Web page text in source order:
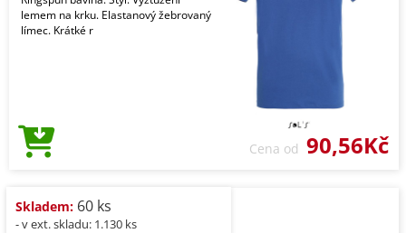
lemem na krku. Elastanový žebrovaný
límec. Krátké r
Cena od 90,56Kč
Skladem: 60 ks
- v ext. skladu: 1.130 ks